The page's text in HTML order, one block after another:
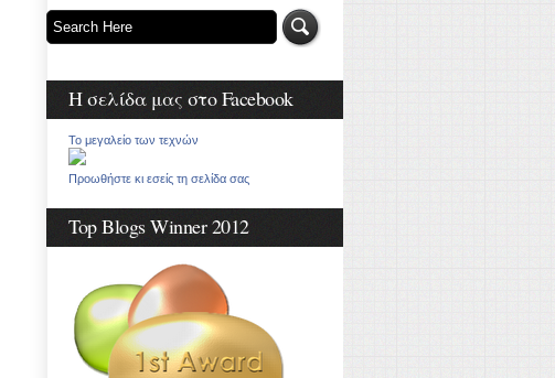
Η σελίδα μας στο Facebook
Το μεγαλείο των τεχνών
Προωθήστε κι εσείς τη σελίδα σας
Top Blogs Winner 2012